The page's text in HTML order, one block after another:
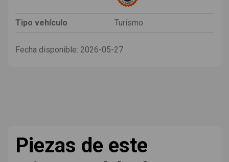
Tipo vehículo Turismo
Fecha disponible: 2026-05-27
Piezas de este